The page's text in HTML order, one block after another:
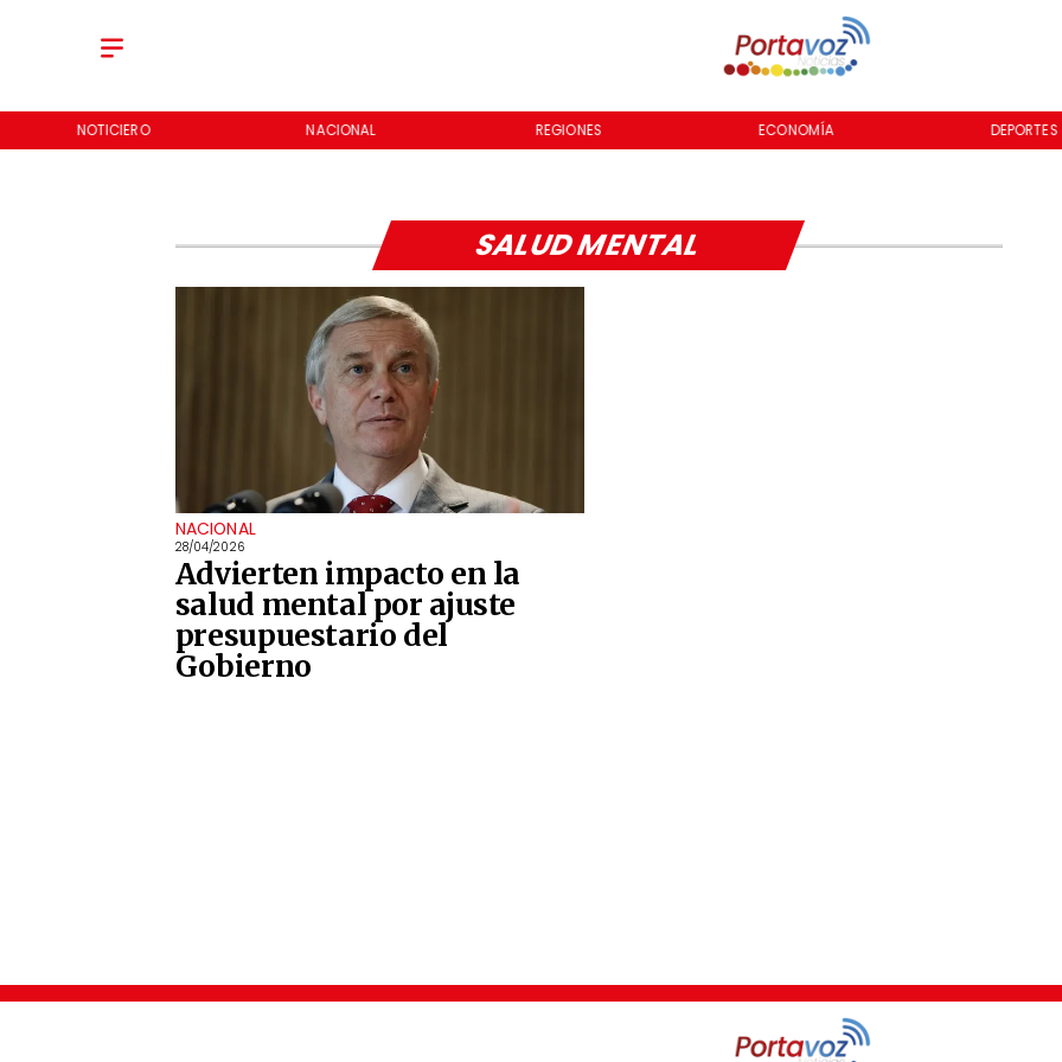
NOTICIERO NACIONAL REGIONES ECONOMÍA DEPORTES
NACIONAL
28/04/2026
Advierten impacto en la
salud mental por ajuste
presupuestario del
Gobierno
SALUD MENTAL